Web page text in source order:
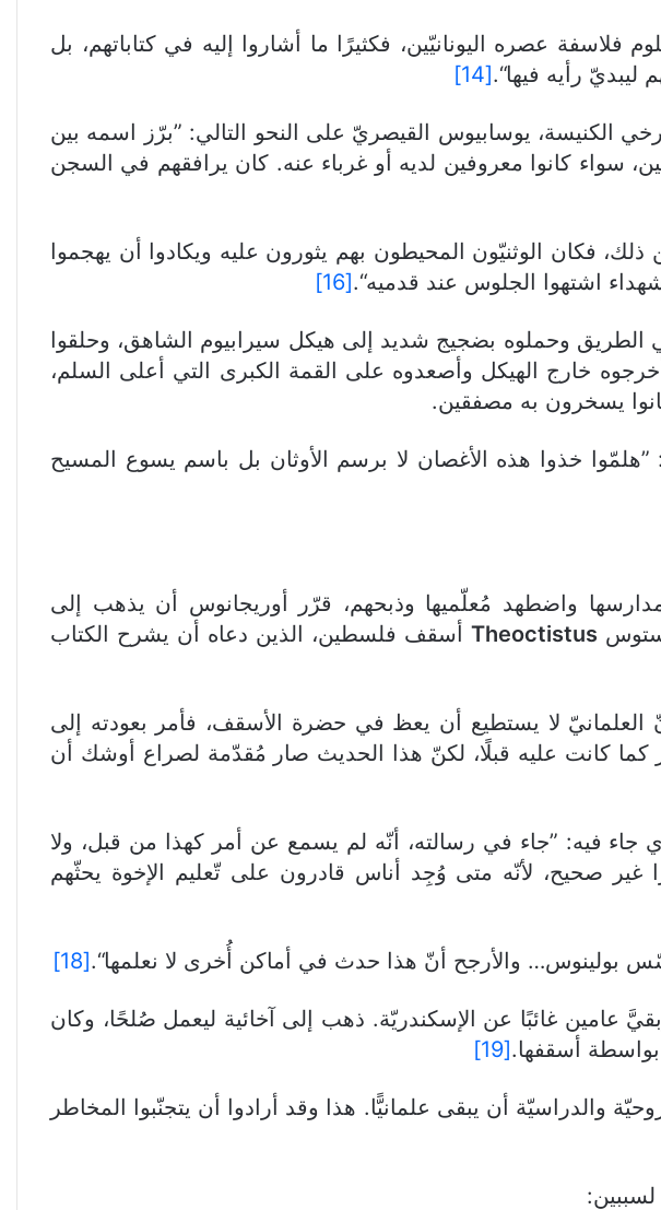
عصره اليونانيّين، فكثيرًا ما أشاروا إليه في كتاباتهم، بل
ليبديّ رأيه فيها“.[14]
الكنيسة، يوسابيوس القيصريّ على النحو التالي: ”برّز اسمه بين
سواء كانوا معروفين لديه أو غرباء عنه. كان يرافقهم في السجن
فكان الوثنيّون المحيطون بهم يثورون عليه ويكادوا أن يهجموا
اشتهوا الجلوس عند قدميه“.[16]
وحملوه بضجيج شديد إلى هيكل سيرابيوم الشاهق، وحلقوا
خارج الهيكل وأصعدوه على القمة الكبرى التي أعلى السلم،
يسخرون به مصفقين.
خذوا هذه الأغصان لا برسم الأوثان بل باسم يسوع المسيح
مدارسها واضطهد مُعلّميها وذبحهم، قرّر أوريجانوس أن يذهب إلى
Theoctistus أسقف فلسطين، الذين دعاه أن يشرح الكتاب
العلمانيّ لا يستطيع أن يعظ في حضرة الأسقف، فأمر بعودته إلى
كما كانت عليه قبلًا، لكنّ هذا الحديث صار مُقدّمة لصراع أوشك أن
جاء فيه: ”جاء في رسالته، أنّه لم يسمع عن أمر كهذا من قبل، ولا
صحيح، لأنّه متى وُجِد أناس قادرون على تّعليم الإخوة يحثّهم
بولينوس… والأرجح أنّ هذا حدث في أماكن أُخرى لا نعلمها“.[18]
عامين غائبًا عن الإسكندريّة. ذهب إلى آخائية ليعمل صُلحًا، وكان
أسقفها.[19]
والدراسيّة أن يبقى علمانيًّا. هذا وقد أرادوا أن يتجنّبوا المخاطر
لسببين: